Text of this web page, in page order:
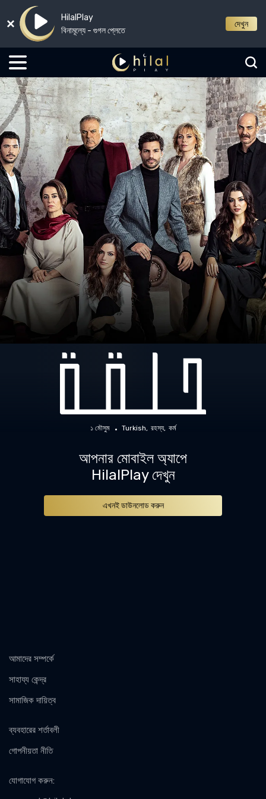
HilalPlay
বিনামূল্যে - গুগল প্লেতে
দেখুন
১ মৌসুম Turkish রহস্য কর্ম
আপনার মোবাইল অ্যাপে
HilalPlay দেখুন
এখনই ডাউনলোড করুন
আমাদের সম্পর্কে
সাহায্য কেন্দ্র
সামাজিক দায়িত্ব
ব্যবহারের শর্তাবলী
গোপনীয়তা নীতি
যোগাযোগ করুন: